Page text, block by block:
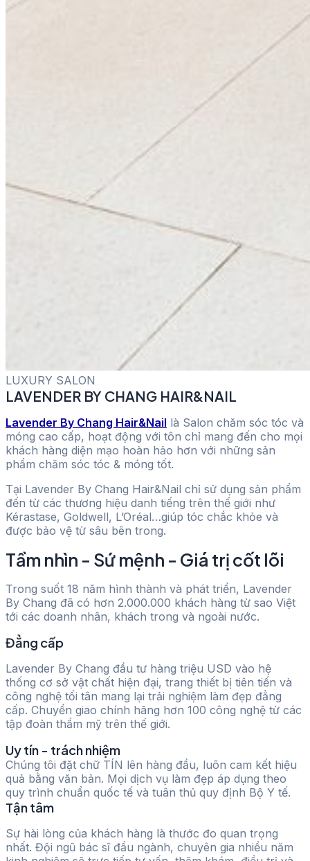
LUXURY SALON
LAVENDER BY CHANG HAIR&NAIL
Lavender By Chang Hair&Nail là Salon chăm sóc tóc và
móng cao cấp, hoạt động với tôn chỉ mang đến cho mọi
khách hàng diện mạo hoàn hảo hơn với những sản
phẩm chăm sóc tóc & móng tốt.
Tại Lavender By Chang Hair&Nail chỉ sử dụng sản phẩm
đến từ các thương hiệu danh tiếng trên thế giới như
Kérastase, Goldwell, L’Oréal…giúp tóc chắc khỏe và
được bảo vệ từ sâu bên trong.
Tầm nhìn - Sứ mệnh - Giá trị cốt lõi
Trong suốt 18 năm hình thành và phát triển, Lavender
By Chang đã có hơn 2.000.000 khách hàng từ sao Việt
tới các doanh nhân, khách trong và ngoài nước.
Đẳng cấp
Lavender By Chang đầu tư hàng triệu USD vào hệ
thống cơ sở vật chất hiện đại, trang thiết bị tiên tiến và
công nghệ tối tân mang lại trải nghiệm làm đẹp đẳng
cấp. Chuyển giao chính hãng hơn 100 công nghệ từ các
tập đoàn thẩm mỹ trên thế giới.
Uy tín - trách nhiệm
Chúng tôi đặt chữ TÍN lên hàng đầu, luôn cam kết hiệu
quả bằng văn bản. Mọi dịch vụ làm đẹp áp dụng theo
quy trình chuẩn quốc tế và tuân thủ quy định Bộ Y tế.
Tận tâm
Sự hài lòng của khách hàng là thước đo quan trọng
nhất. Đội ngũ bác sĩ đầu ngành, chuyên gia nhiều năm